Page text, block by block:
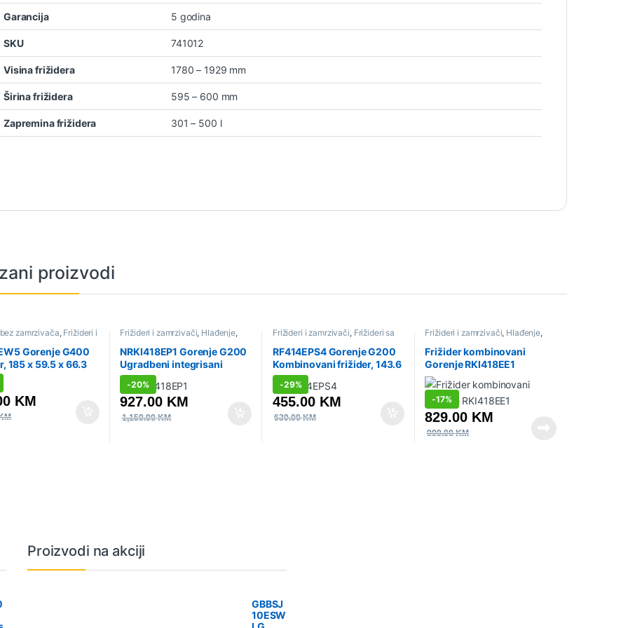
Garancija 5 godina
SKU 741012
Visina frižidera 1780 – 1929 mm
Širina frižidera 595 – 600 mm
Zapremina frižidera 301 – 500 l
proizvodi
zamrzivača, Frižideri i
Sniženo
Gorenje G400
185 x 59.5 x 66.3
KM
Frižideri i zamrzivači, Hlađenje,
Ugradbeni aparati
Ugradbeni frižideri
NRKI418EP1 Gorenje G200
Ugradbeni integrisani
frižider sa zamrzivačem,
177.2 x 54 x 54 cm, Klizna
baglama
-20%
927.00 KM
1,159.00KM
Frižideri i zamrzivači, Frižideri sa
Hlađenje
RF414EPS4 Gorenje G200
Kombinovani frižider, 143.6
x 55 x 54.2 cm, Siva
-29%
455.00 KM
639.00KM
Frižideri i zamrzivači, Hlađenje,
Ugradbeni aparati
Ugradbeni frižideri
Frižider kombinovani
Gorenje RKI418EE1
-17%
829.00 KM
999.00KM
Proizvodi na akciji
GBBSJ
10ESW